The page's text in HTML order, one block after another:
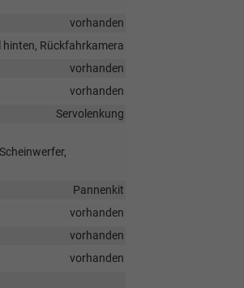
vorhanden
Rückfahrkamera
vorhanden
vorhanden
Servolenkung
Pannenkit
vorhanden
vorhanden
vorhanden